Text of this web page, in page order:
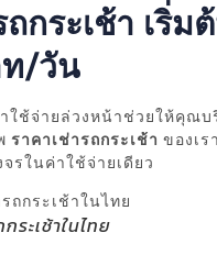
กระเช้า เริ่ม
/วัน
ใช้จ่ายล่วงหน้าช่วยให้คุณบ
ราคาเช่ารถกระเช้า ของเ
รในค่าใช้จ่ายเดียว
ระเช้าในไทย